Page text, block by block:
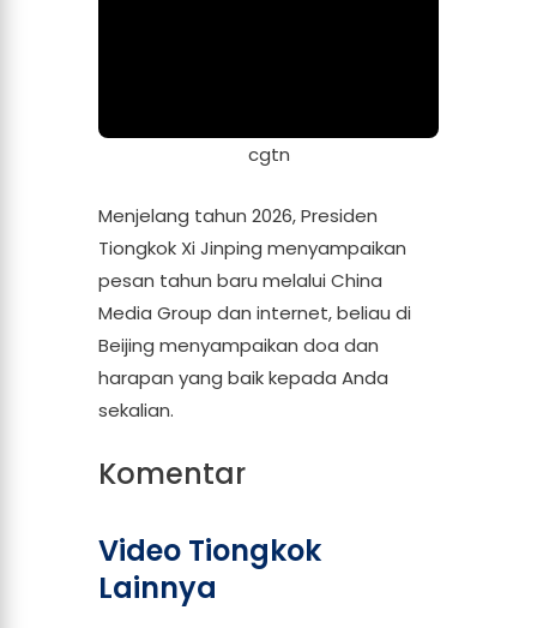
cgtn
Menjelang tahun 2026, Presiden
Tiongkok Xi Jinping menyampaikan
pesan tahun baru melalui China
Media Group dan internet, beliau di
Beijing menyampaikan doa dan
harapan yang baik kepada Anda
sekalian.
Komentar
Video Tiongkok
Lainnya